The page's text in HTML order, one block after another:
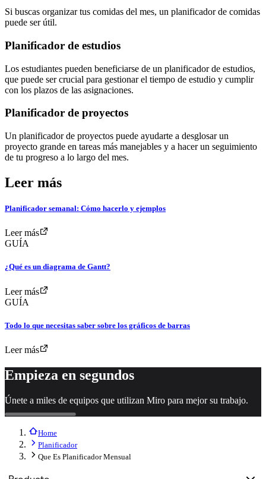
Si buscas organizar tus comidas del mes, un planificador de comidas
puede ser útil.
Planificador de estudios
Los estudiantes pueden beneficiarse de un planificador de estudios,
que puede ser crucial para gestionar el tiempo de estudio y cumplir
con los plazos de las asignaciones.
Planificador de proyectos
Un planificador de proyectos puede ayudarte a desglosar un
proyecto grande en tareas más manejables y a hacer un seguimiento
de tu progreso a lo largo del mes.
Leer más
Planificador semanal: Cómo hacerlo y ejemplos
Leer más
GUÍA
¿Qué es un diagrama de Gantt?
Leer más
GUÍA
Todo lo que necesitas saber sobre los gráficos de barras
Leer más
Empieza en segundos
Únete a miles de equipos que utilizan Miro para mejor su trabajo.
Home
Planificador
Que Es Planificador Mensual